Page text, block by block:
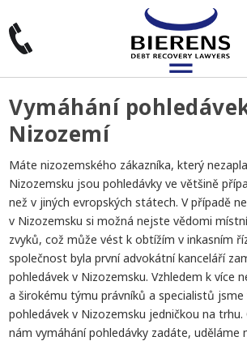
Vymáhání
Nizozemí
Máte nizozemského zákazníka, který
Nizozemsku jsou pohledávky ve většině
než v jiných evropských státech. V případě
v Nizozemsku si možná nejste vědomi
zvyků, což může vést k obtížím v inkasním
společnost byla první advokátní kanceláří
pohledávek v Nizozemsku. Vzhledem k více
a širokému týmu právníků a specialistů jsme
pohledávek v Nizozemsku jedničkou na
nám vymáhání pohledávky zadáte, uděláme